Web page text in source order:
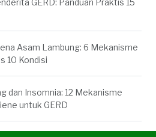
Asam Lambung: 6 Mekanisme
10 Kondisi
dan Insomnia: 12 Mekanisme
untuk GERD